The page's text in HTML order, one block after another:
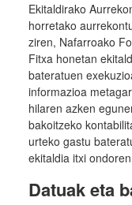
Ekitaldirako
horretako
ziren, Nafarroako
Fitxa honetan
bateratuen
informazioa
hilaren azken
bakoitzeko
urteko gastu
ekitaldia itxi
Datuak eta